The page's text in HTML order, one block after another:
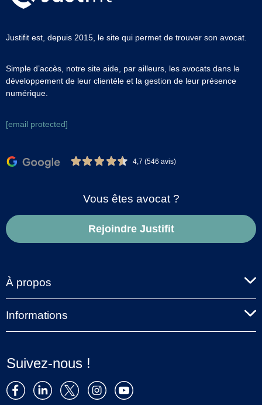
Justifit est, depuis 2015, le site qui permet de trouver son avocat.
Simple d’accès, notre site aide, par ailleurs, les avocats dans le
développement de leur clientèle et la gestion de leur présence
numérique.
[email protected]
4,7 (546 avis)
Vous êtes avocat ?
Rejoindre Justifit
À propos
Informations
Suivez-nous !